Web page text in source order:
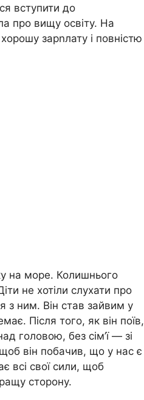
вступити до
про вищу освіту. На
зарnлату і повністю
на море. Колишнього
не хотіли слухати про
з ним. Він став зайвим у
Після того, як він поїв,
головою, без сім’ї — зі
він побачив, що у нас є
всі свої сили, щоб
сторону.